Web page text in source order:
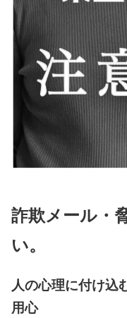
詐欺メール・
い。
人の心理に付け込
用心